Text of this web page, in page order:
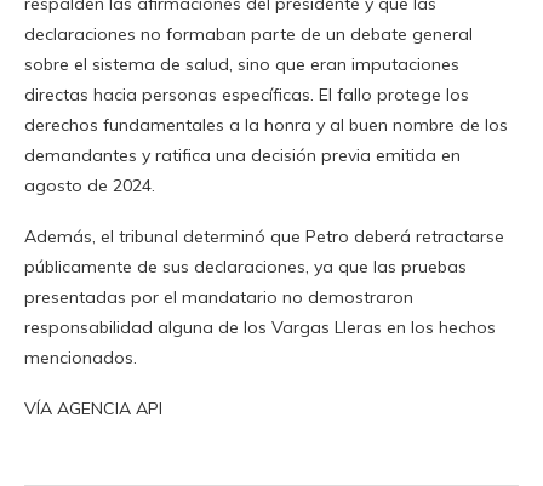
declaraciones no formaban parte de un debate general
sobre el sistema de salud, sino que eran imputaciones
directas hacia personas específicas. El fallo protege los
derechos fundamentales a la honra y al buen nombre de los
demandantes y ratifica una decisión previa emitida en
agosto de 2024.
Además, el tribunal determinó que Petro deberá retractarse
públicamente de sus declaraciones, ya que las pruebas
presentadas por el mandatario no demostraron
responsabilidad alguna de los Vargas Lleras en los hechos
mencionados.
VÍA AGENCIA API